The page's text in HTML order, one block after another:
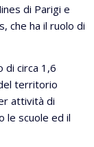
di Parigi e
che ha il ruolo di
di circa 1,6
territorio
attività di
le scuole ed il